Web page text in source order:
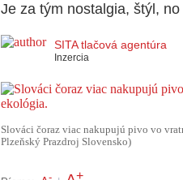
Je za tým nostalgia, štýl,
SITA tlačová agentúra
Inzercia
Slováci čoraz viac nakupujú pivo vo
Plzeňský Prazdroj Slovensko)
- +